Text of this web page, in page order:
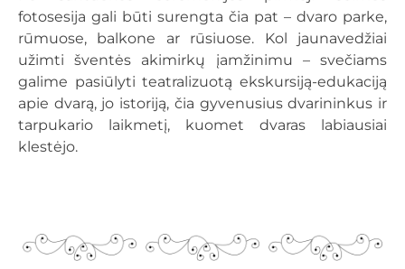
fotosesija gali būti surengta čia pat – dvaro parke,
rūmuose, balkone ar rūsiuose. Kol jaunavedžiai
užimti šventės akimirkų įamžinimu – svečiams
galime pasiūlyti teatralizuotą ekskursiją-edukaciją
apie dvarą, jo istoriją, čia gyvenusius dvarininkus ir
tarpukario laikmetį, kuomet dvaras labiausiai
klestėjo.